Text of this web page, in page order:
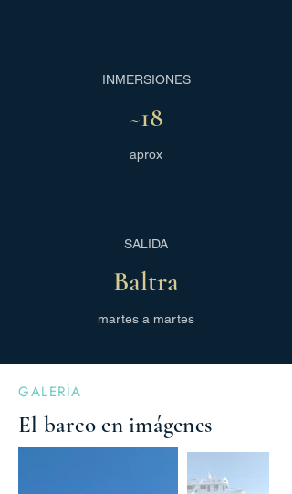
INMERSIONES
~18
aprox
SALIDA
Baltra
martes a martes
GALERÍA
El barco en imágenes